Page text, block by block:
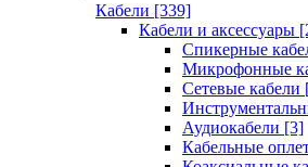
Кабели [339]
Кабели и аксессуары
Спикерные
Микрофонные
Сетевые кабели
Аудиокабели [3]
Кабельные